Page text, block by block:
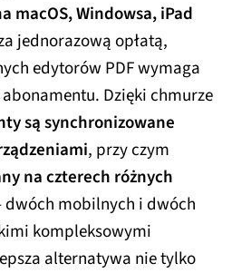
macOS, Windowsa, iPad
jednorazową opłatą,
edytorów PDF wymaga
Dzięki chmurze
są synchronizowane
, przy czym
na czterech różnych
dwóch mobilnych i dwóch
kompleksowymi
alternatywa nie tylko